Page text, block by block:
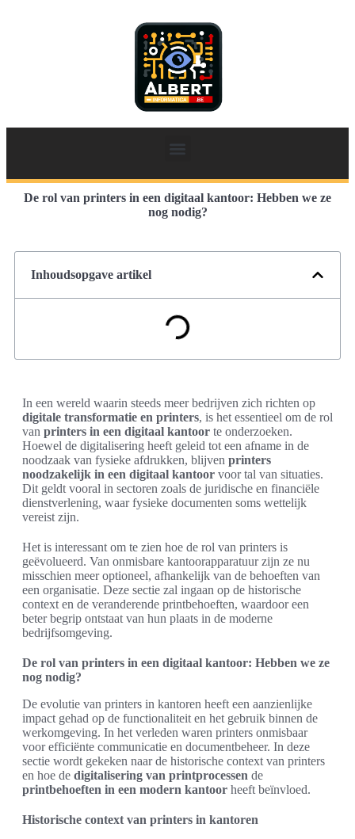
De rol van printers in een digitaal kantoor: Hebben we ze
nog nodig?
Inhoudsopgave artikel
In een wereld waarin steeds meer bedrijven zich richten op
digitale transformatie en printers, is het essentieel om de rol
van printers in een digitaal kantoor te onderzoeken.
Hoewel de digitalisering heeft geleid tot een afname in de
noodzaak van fysieke afdrukken, blijven printers
noodzakelijk in een digitaal kantoor voor tal van situaties.
Dit geldt vooral in sectoren zoals de juridische en financiële
dienstverlening, waar fysieke documenten soms wettelijk
vereist zijn.
Het is interessant om te zien hoe de rol van printers is
geëvolueerd. Van onmisbare kantoorapparatuur zijn ze nu
misschien meer optioneel, afhankelijk van de behoeften van
een organisatie. Deze sectie zal ingaan op de historische
context en de veranderende printbehoeften, waardoor een
beter begrip ontstaat van hun plaats in de moderne
bedrijfsomgeving.
De rol van printers in een digitaal kantoor: Hebben we ze
nog nodig?
De evolutie van printers in kantoren heeft een aanzienlijke
impact gehad op de functionaliteit en het gebruik binnen de
werkomgeving. In het verleden waren printers onmisbaar
voor efficiënte communicatie en documentbeheer. In deze
sectie wordt gekeken naar de historische context van printers
en hoe de digitalisering van printprocessen de
printbehoeften in een modern kantoor heeft beïnvloed.
Historische context van printers in kantoren